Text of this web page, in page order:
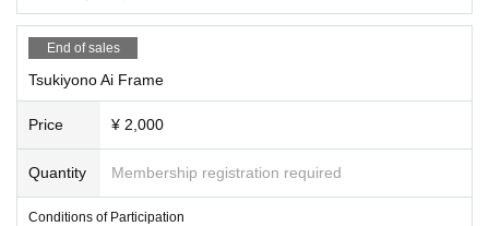
End of sales
Tsukiyono Ai Frame
Price ¥ 2,000
Quantity Membership registration required
Conditions of Participation